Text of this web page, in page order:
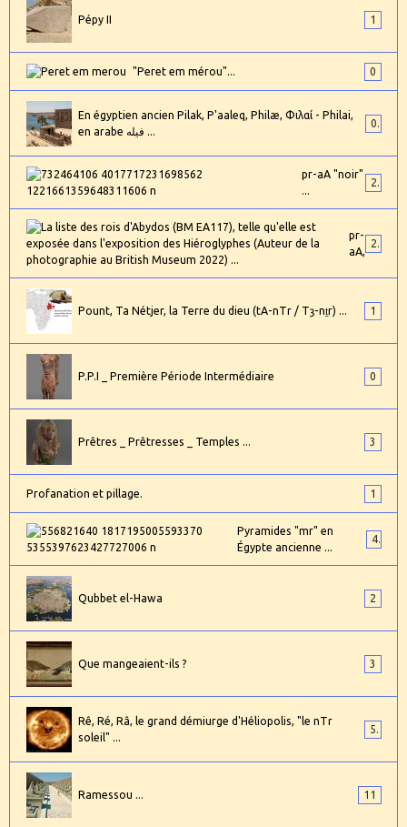
Pépy II 1
"Peret em mérou"... 0
En égyptien ancien Pilak, P'aaleq, Philæ, Φιλαί - Philai,
en arabe فيله ...
0
pr-aA "noir"
...
2
pr-
aA,
24
Pount, Ta Nétjer, la Terre du dieu (tA-nTr / Tȝ-nṯr) ... 1
P.P.I _ Première Période Intermédiaire 0
Prêtres _ Prêtresses _ Temples ... 3
Profanation et pillage. 1
Pyramides "mr" en
Égypte ancienne ...
4
Qubbet el-Hawa 2
Que mangeaient-ils ? 3
Rê, Ré, Râ, le grand démiurge d'Héliopolis, "le nTr
soleil" ...
5
Ramessou ... 11